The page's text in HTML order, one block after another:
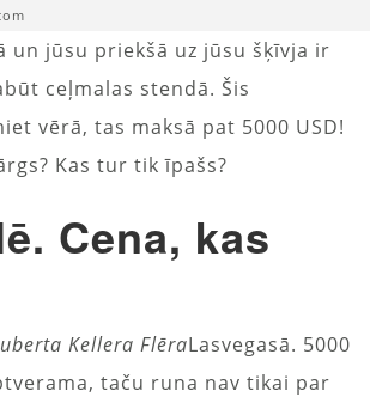
un jūsu priekšā uz jūsu šķīvja ir
ceļmalas stendā. Šis
vērā, tas maksā pat 5000 USD!
Kas tur tik īpašs?
Cena, kas
Kellera FlēraLasvegasā. 5000
taču runa nav tikai par